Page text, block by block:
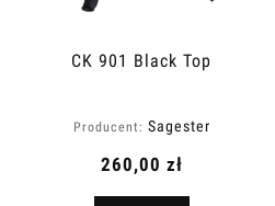
CK 901 Black Top
Producent: Sagester
260,00 zł